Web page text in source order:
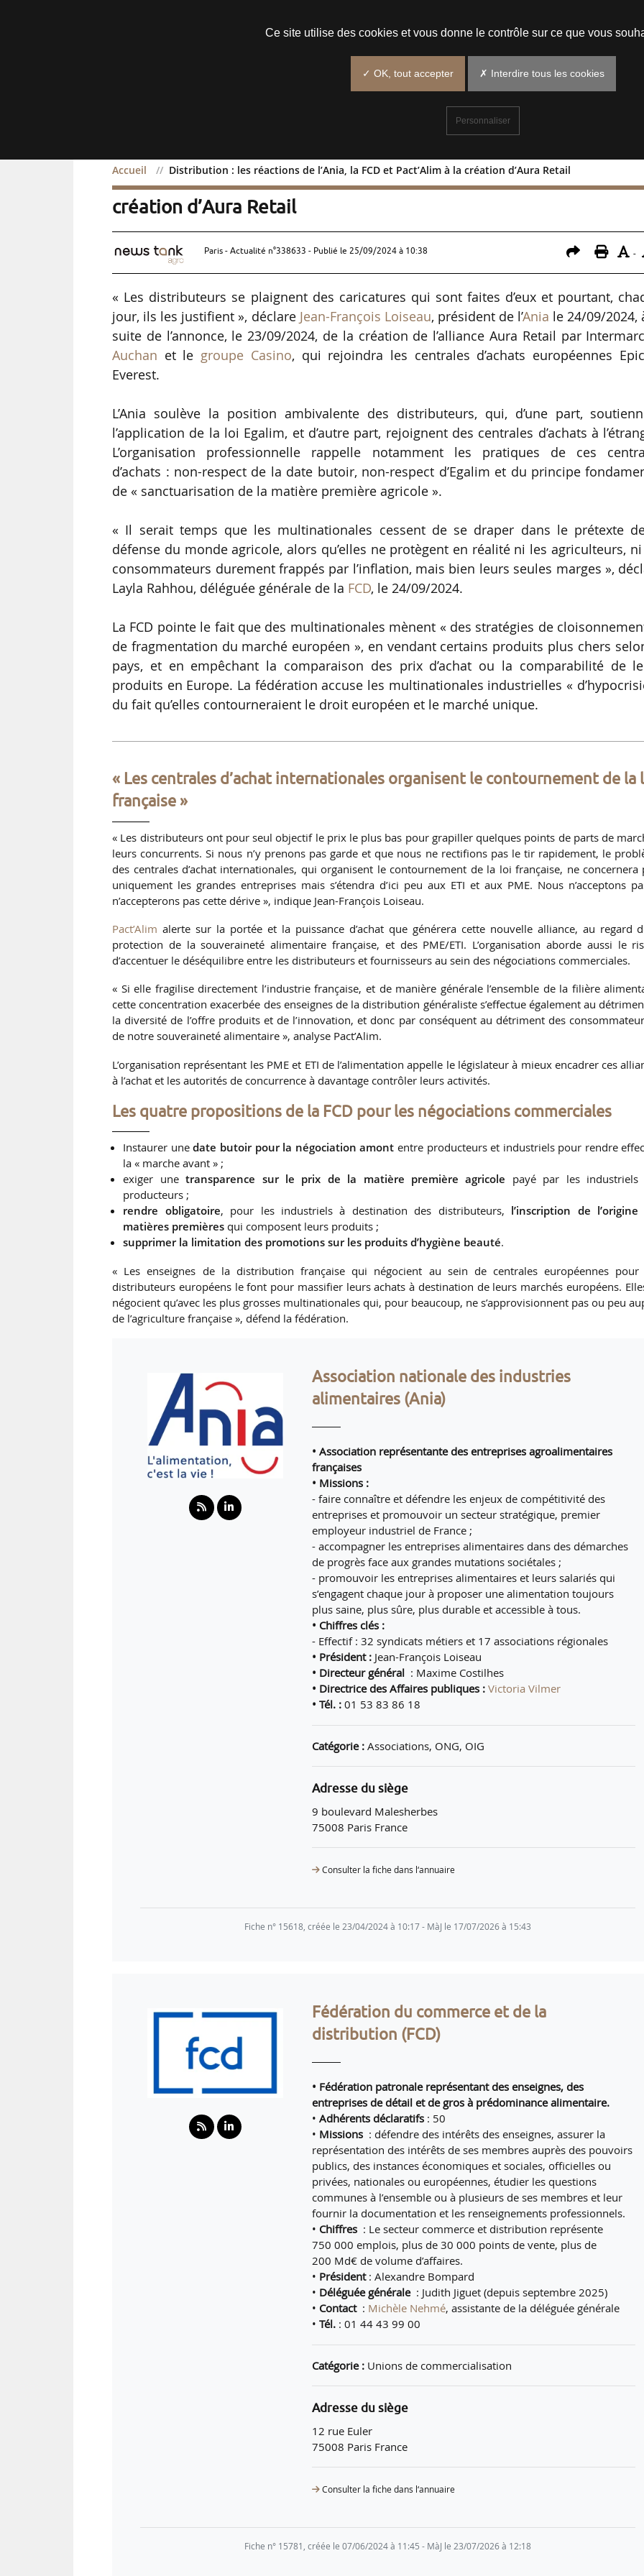
Accueil Distribution : les réactions de l’Ania, la FCD et Pact’Alim à la création d’Aura Retail
Distribution : les réactions de l’Ania, la FCD et Pact’Alim à la
création d’Aura Retail
Paris - Actualité n°338633 - Publié le 25/09/2024 à 10:38 -
« Les distributeurs se plaignent des caricatures qui sont faites d’eux et pourtant,
jour, ils les justifient », déclare Jean-François Loiseau, président de l’Ania le 24/09/2024,
suite de l’annonce, le 23/09/2024, de la création de l’alliance Aura Retail par
Auchan et le groupe Casino, qui rejoindra les centrales d’achats européennes
Everest.
L’Ania soulève la position ambivalente des distributeurs, qui, d’une part,
l’application de la loi Egalim, et d’autre part, rejoignent des centrales d’achats à
L’organisation professionnelle rappelle notamment les pratiques de ces
d’achats : non-respect de la date butoir, non-respect d’Egalim et du principe
de « sanctuarisation de la matière première agricole ».
« Il serait temps que les multinationales cessent de se draper dans le prétexte
défense du monde agricole, alors qu’elles ne protègent en réalité ni les agriculteurs,
consommateurs durement frappés par l’inflation, mais bien leurs seules marges »,
Layla Rahhou, déléguée générale de la FCD, le 24/09/2024.
La FCD pointe le fait que des multinationales mènent « des stratégies de
de fragmentation du marché européen », en vendant certains produits plus chers
pays, et en empêchant la comparaison des prix d’achat ou la comparabilité de
produits en Europe. La fédération accuse les multinationales industrielles «
du fait qu’elles contourneraient le droit européen et le marché unique.
« Les centrales d’achat internationales organisent le contournement de la
française »
« Les distributeurs ont pour seul objectif le prix le plus bas pour grapiller quelques points de parts de
leurs concurrents. Si nous n’y prenons pas garde et que nous ne rectifions pas le tir rapidement, le
des centrales d’achat internationales, qui organisent le contournement de la loi française, ne concernera
uniquement les grandes entreprises mais s’étendra d’ici peu aux ETI et aux PME. Nous n’acceptons
n’accepterons pas cette dérive », indique Jean-François Loiseau.
Pact’Alim alerte sur la portée et la puissance d’achat que générera cette nouvelle alliance, au regard
protection de la souveraineté alimentaire française, et des PME/ETI. L’organisation aborde aussi le
d’accentuer le déséquilibre entre les distributeurs et fournisseurs au sein des négociations commerciales.
« Si elle fragilise directement l’industrie française, et de manière générale l’ensemble de la filière
cette concentration exacerbée des enseignes de la distribution généraliste s’effectue également au
la diversité de l’offre produits et de l’innovation, et donc par conséquent au détriment des
de notre souveraineté alimentaire », analyse Pact’Alim.
L’organisation représentant les PME et ETI de l’alimentation appelle le législateur à mieux encadrer ces
à l’achat et les autorités de concurrence à davantage contrôler leurs activités.
Les quatre propositions de la FCD pour les négociations commerciales
Instaurer unedate butoir pour la négociation amont entre producteurs et industriels pour rendre
la « marche avant » ;
exiger unetransparence sur le prix de la matière première agricole payé par les industriels
producteurs ;
rendre obligatoire, pour les industriels à destination des distributeurs, l’inscription de l’origine
matières premières qui composent leurs produits ;
supprimer la limitation des promotions sur les produits d’hygiène beauté.
« Les enseignes de la distribution française qui négocient au sein de centrales européennes pour
distributeurs européens le font pour massifier leurs achats à destination de leurs marchés européens.
négocient qu’avec les plus grosses multinationales qui, pour beaucoup, ne s’approvisionnent pas ou peu
de l’agriculture française », défend la fédération.
Association nationale des industries
alimentaires (Ania)
• Association représentante des entreprises agroalimentaires
françaises
• Missions :
- faire connaître et défendre les enjeux de compétitivité des
entreprises et promouvoir un secteur stratégique, premier
employeur industriel de France ;
- accompagner les entreprises alimentaires dans des démarches
de progrès face aux grandes mutations sociétales ;
- promouvoir les entreprises alimentaires et leurs salariés qui
s’engagent chaque jour à proposer une alimentation toujours
plus saine, plus sûre, plus durable et accessible à tous.
• Chiffres clés :
- Effectif : 32 syndicats métiers et 17 associations régionales
• Président : Jean-François Loiseau
• Directeur général : Maxime Costilhes
• Directrice des Affaires publiques :Victoria Vilmer
•Tél. : 01 53 83 86 18
Catégorie : Associations, ONG, OIG
Adresse du siège
9 boulevard Malesherbes
75008 Paris France
Consulter la fiche dans l‘annuaire
Fiche n° 15618, créée le 23/04/2024 à 10:17 - MàJ le 17/07/2026 à 15:43
Fédération du commerce et de la
distribution (FCD)
• Fédération patronale représentant des enseignes, des
entreprises de détail et de gros à prédominance alimentaire.
•Adhérents déclaratifs : 50
• Missions : défendre des intérêts des enseignes, assurer la
représentation des intérêts de ses membres auprès des pouvoirs
publics, des instances économiques et sociales, officielles ou
privées, nationales ou européennes, étudier les questions
communes à l’ensemble ou à plusieurs de ses membres et leur
fournir la documentation et les renseignements professionnels.
• Chiffres : Le secteur commerce et distribution représente
750 000 emplois, plus de 30 000 points de vente, plus de
200 Md€ de volume d’affaires.
• Président: Alexandre Bompard
• Déléguée générale : Judith Jiguet (depuis septembre 2025)
• Contact : Michèle Nehmé, assistante de la déléguée générale
• Tél. : 01 44 43 99 00
Catégorie : Unions de commercialisation
Adresse du siège
12 rue Euler
75008 Paris France
Consulter la fiche dans l‘annuaire
Fiche n° 15781, créée le 07/06/2024 à 11:45 - MàJ le 23/07/2026 à 12:18
Ce site utilise des cookies et vous donne le contrôle sur ce que vous
✓ OK, tout accepter ✗ Interdire tous les cookies
Personnaliser